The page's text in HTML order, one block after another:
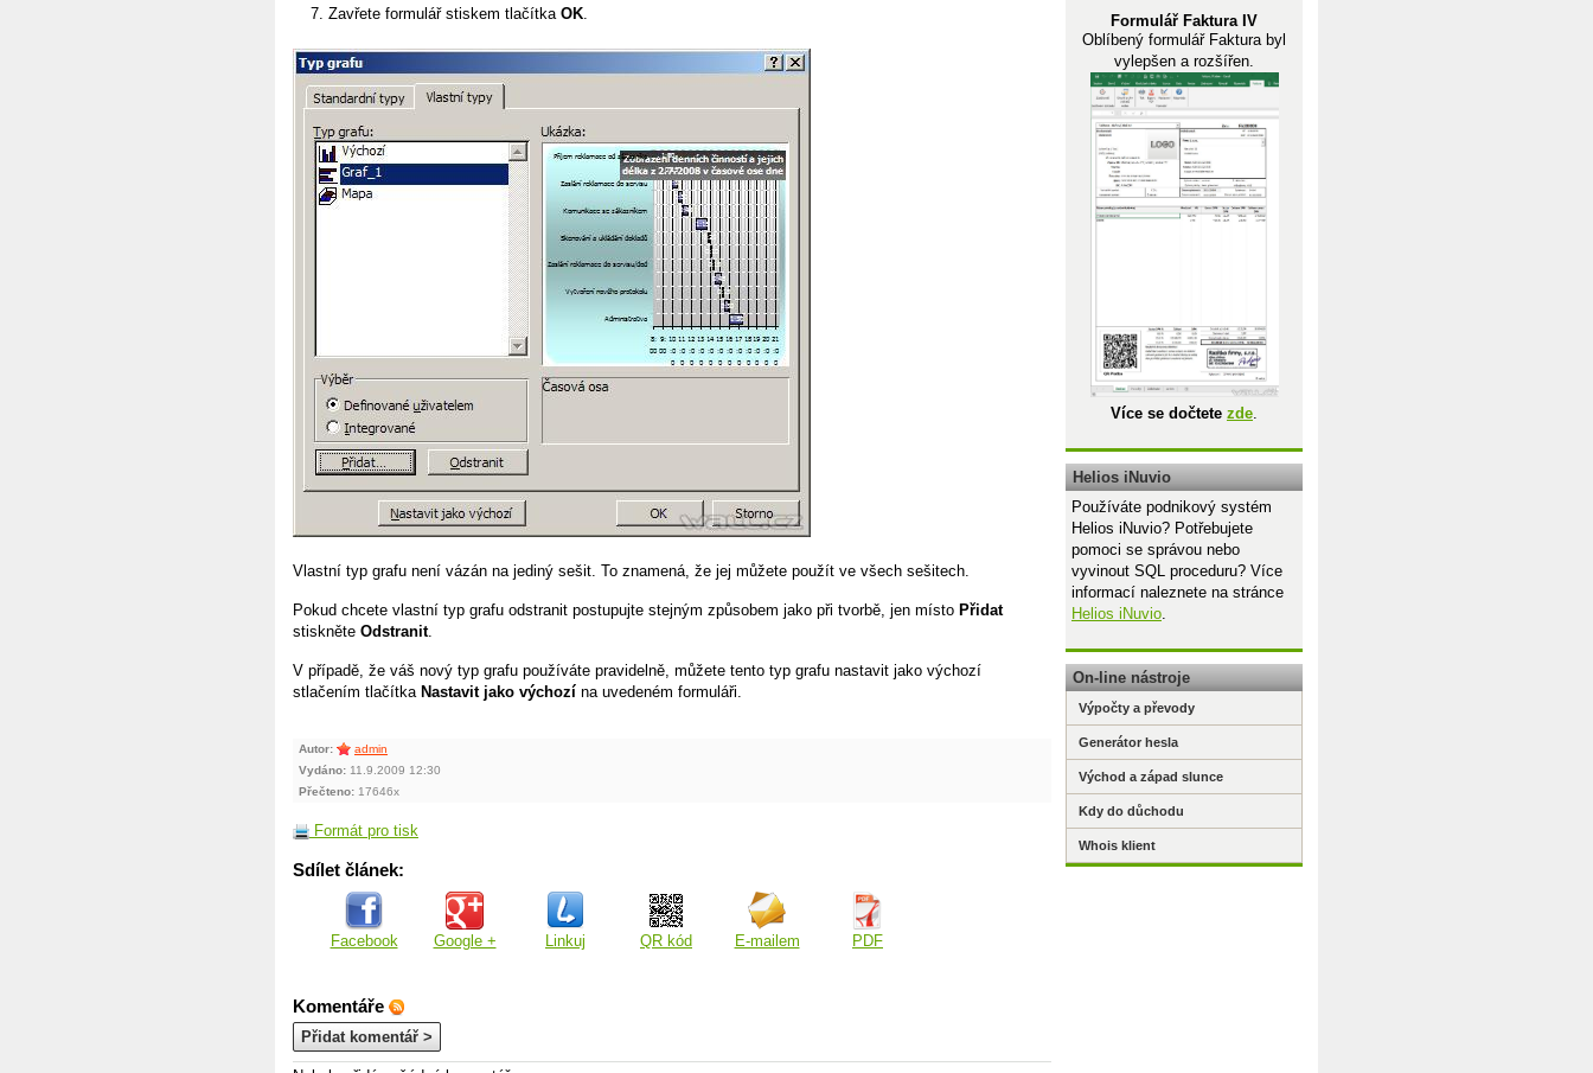
Zavřete formulář stiskem tlačítka OK.
Vlastní typ grafu není vázán na jediný sešit. To znamená, že jej můžete použít ve všech sešitech.
Pokud chcete vlastní typ grafu odstranit postupujte stejným způsobem jako při tvorbě, jen místo Přidat
stiskněte Odstranit.
V případě, že váš nový typ grafu používáte pravidelně, můžete tento typ grafu nastavit jako výchozí
stlačením tlačítka Nastavit jako výchozí na uvedeném formuláři.
Autor:
admin
Vydáno: 11.9.2009 12:30
Přečteno: 17646x
Formát pro tisk
Sdílet článek:
Facebook Google + Linkuj QR kód E-mailem PDF
Komentáře
Přidat komentář >
Formulář Faktura IV
Oblíbený formulář Faktura byl
vylepšen a rozšířen.
Více se dočtete zde.
Helios iNuvio
Používáte podnikový systém
Helios iNuvio? Potřebujete
pomoci se správou nebo
vyvinout SQL proceduru? Více
informací naleznete na stránce
Helios iNuvio.
On-line nástroje
Výpočty a převody
Generátor hesla
Východ a západ slunce
Kdy do důchodu
Whois klient